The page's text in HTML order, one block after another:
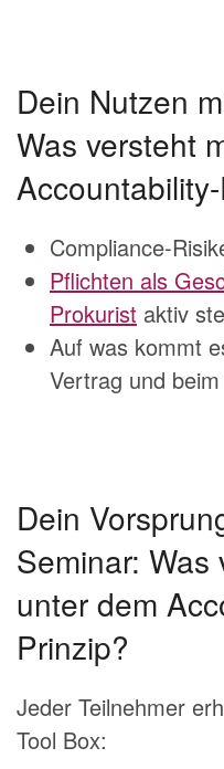
Dein Nutzen
Was versteht
Compliance-
Pflichten als
Prokurist aktiv
Auf was kommt
Vertrag und
Dein
Seminar: Was
unter dem
Prinzip?
Jeder Teilnehmer
Tool Box: